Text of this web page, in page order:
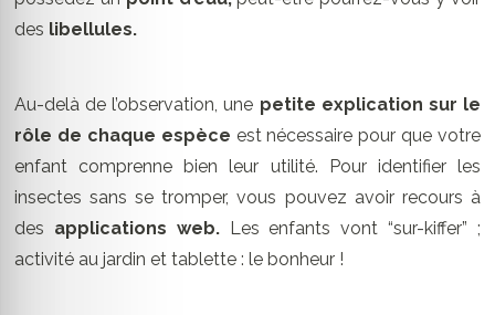
des libellules.
Au-delà de l’observation, une petite explication sur le
rôle de chaque espèce est nécessaire pour que votre
enfant comprenne bien leur utilité. Pour identifier les
insectes sans se tromper, vous pouvez avoir recours à
des applications web. Les enfants vont “sur-kiffer” ;
activité au jardin et tablette : le bonheur !